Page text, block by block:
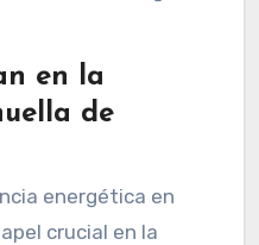
en la
de
energética en
crucial en la